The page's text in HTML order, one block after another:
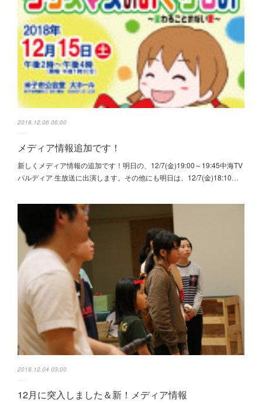
2018.12.06 06:00
メディア情報追加です！
新しくメディア情報の追加です！明日の、12/7(金)19:00～19:45中海TV
パルディア 生放送に出演します。その他にも明日は、12/7(金)18:10…
2018.12.04 03:00
12月に突入しました＆新！メディア情報